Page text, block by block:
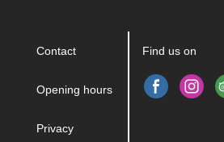
Contact
Opening hours
Privacy
Find us on